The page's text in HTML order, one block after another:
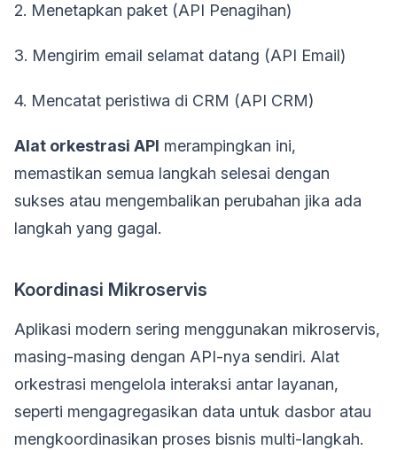
2. Menetapkan paket (API Penagihan)
3. Mengirim email selamat datang (API Email)
4. Mencatat peristiwa di CRM (API CRM)
Alat orkestrasi API merampingkan ini,
memastikan semua langkah selesai dengan
sukses atau mengembalikan perubahan jika ada
langkah yang gagal.
Koordinasi Mikroservis
Aplikasi modern sering menggunakan mikroservis,
masing-masing dengan API-nya sendiri. Alat
orkestrasi mengelola interaksi antar layanan,
seperti mengagregasikan data untuk dasbor atau
mengkoordinasikan proses bisnis multi-langkah.